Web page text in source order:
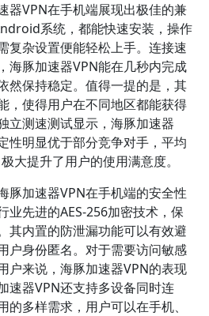
器VPN在手机端展现出极佳的兼
系统，都能快速安装，操作
复杂设置便能轻松上手。连接速
海豚加速器VPN能在几秒内完成
然保持稳定。值得一提的是，其
，使得用户在不同地区都能获得
立测速测试显示，海豚加速器
性明显优于部分竞争对手，平均
大提升了用户的使用满意度。
豚加速器VPN在手机端的安全性
业先进的AES-256加密技术，保
其内置的防泄漏功能可以有效避
户身份匿名。对于需要访问敏感
户来说，海豚加速器VPN的表现
速器VPN还支持多设备同时连
多样需求，用户可以在手机、